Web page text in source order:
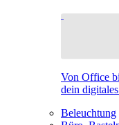
Von Office
dein
Beleuchtung